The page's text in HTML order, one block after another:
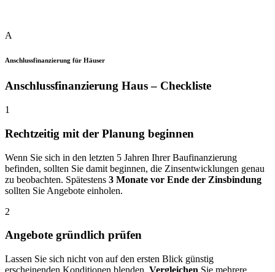
A
Anschlussfinanzierung für Häuser
Anschlussfinanzierung Haus – Checkliste
1
Rechtzeitig mit der Planung beginnen
Wenn Sie sich in den letzten 5 Jahren Ihrer Baufinanzierung
befinden, sollten Sie damit beginnen, die Zinsentwicklungen genau
zu beobachten. Spätestens 3 Monate vor Ende der Zinsbindung
sollten Sie Angebote einholen.
2
Angebote gründlich prüfen
Lassen Sie sich nicht von auf den ersten Blick günstig
erscheinenden Konditionen blenden. Vergleichen Sie mehrere